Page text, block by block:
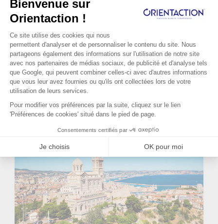
a du sens pour elle. Elle apprécie la
complexité des produits qu’elle
commercialise et la relation avec les
médecins. Malheureusement suite à une
réforme du système de santé son poste va
disparaître. Elle a environ un an pour
préparer sa reconversion. C’est dans ce
contexte qu’elle s’adresse à Orient'Action®.
Lire la suite...